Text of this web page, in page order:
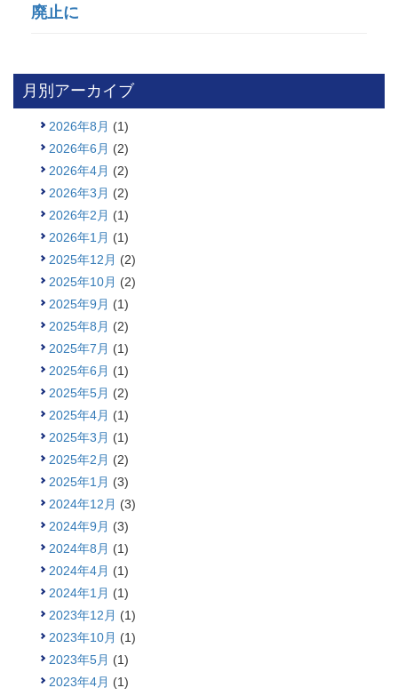
廃止に
月別アーカイブ
2026年8月 (1)
2026年6月 (2)
2026年4月 (2)
2026年3月 (2)
2026年2月 (1)
2026年1月 (1)
2025年12月 (2)
2025年10月 (2)
2025年9月 (1)
2025年8月 (2)
2025年7月 (1)
2025年6月 (1)
2025年5月 (2)
2025年4月 (1)
2025年3月 (1)
2025年2月 (2)
2025年1月 (3)
2024年12月 (3)
2024年9月 (3)
2024年8月 (1)
2024年4月 (1)
2024年1月 (1)
2023年12月 (1)
2023年10月 (1)
2023年5月 (1)
2023年4月 (1)